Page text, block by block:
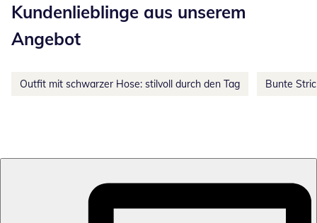
Kundenlieblinge aus unserem
Angebot
Outfit mit schwarzer Hose: stilvoll durch den Tag Bunte